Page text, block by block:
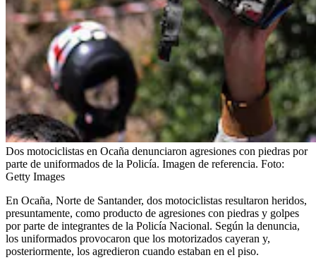
Dos motociclistas en Ocaña denunciaron agresiones con piedras por
parte de uniformados de la Policía. Imagen de referencia. Foto:
Getty Images
En Ocaña, Norte de Santander, dos motociclistas resultaron heridos,
presuntamente, como producto de agresiones con piedras y golpes
por parte de integrantes de la Policía Nacional. Según la denuncia,
los uniformados provocaron que los motorizados cayeran y,
posteriormente, los agredieron cuando estaban en el piso.